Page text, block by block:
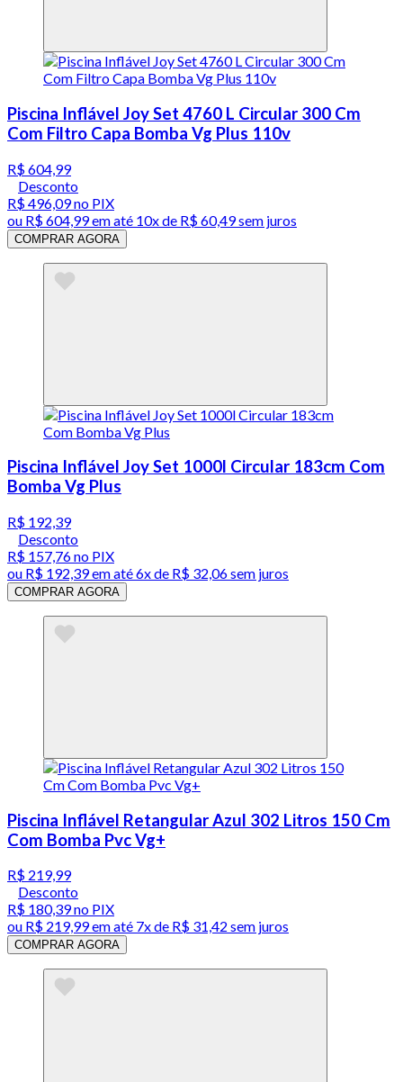
Piscina Inflável Joy Set 4760 L Circular 300 Cm
Com Filtro Capa Bomba Vg Plus 110v
R$ 604,99
Desconto
R$ 496,09no PIX
ou R$ 604,99em até 10x de R$ 60,49 sem juros
COMPRAR AGORA
Piscina Inflável Joy Set 1000l Circular 183cm Com
Bomba Vg Plus
R$ 192,39
Desconto
R$ 157,76no PIX
ou R$ 192,39em até6x de R$ 32,06 sem juros
COMPRAR AGORA
Piscina Inflável Retangular Azul 302 Litros 150 Cm
Com Bomba Pvc Vg+
R$ 219,99
Desconto
R$ 180,39no PIX
ou R$ 219,99em até 7x de R$ 31,42 sem juros
COMPRAR AGORA